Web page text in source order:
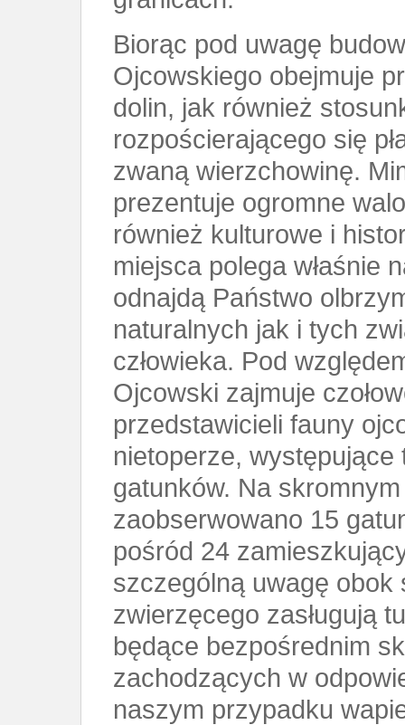
Biorąc pod uwagę
Ojcowskiego obejmuje
dolin, jak również
rozpościerającego się
zwaną wierzchowinę.
prezentuje ogromne
również kulturowe i
miejsca polega właśnie
odnajdą Państwo
naturalnych jak i tych
człowieka. Pod
Ojcowski zajmuje
przedstawicieli fauny
nietoperze,
gatunków. Na
zaobserwowano 15
pośród 24
szczególną uwagę obok
zwierzęcego zasługują
będące bezpośrednim
zachodzących w
naszym przypadku